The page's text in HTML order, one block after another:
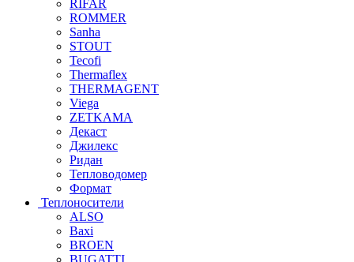
RIFAR
ROMMER
Sanha
STOUT
Tecofi
Thermaflex
THERMAGENT
Viega
ZETKAMA
Декаст
Джилекс
Ридан
Тепловодомер
Формат
Теплоносители
ALSO
Baxi
BROEN
BUGATTI